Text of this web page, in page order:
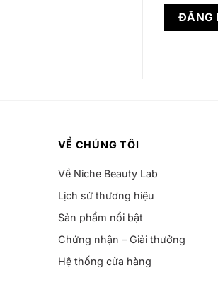
ĐĂNG
VỀ CHÚNG TÔI
Về Niche Beauty Lab
Lịch sử thương hiệu
Sản phẩm nổi bật
Chứng nhận – Giải thưởng
Hệ thống cửa hàng